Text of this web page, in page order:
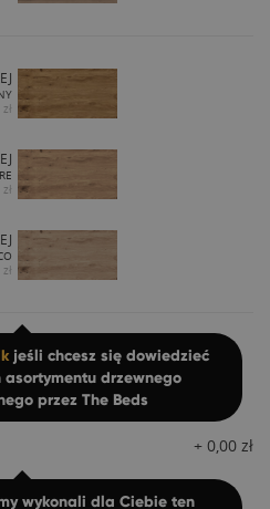
jeśli chcesz się dowiedzieć
drzewnego
przez The Beds
+ 0,00 zł
wykonali dla Ciebie ten